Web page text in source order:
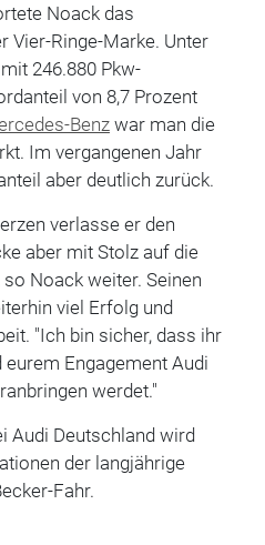
Noack das
Vier-Ringe-Marke. Unter
246.880 Pkw-
von 8,7 Prozent
Benzwar man die
Im vergangenen Jahr
aber deutlich zurück.
verlasse er den
aber mit Stolz auf die
Noack weiter. Seinen
viel Erfolg und
"Ich bin sicher, dass ihr
Engagement Audi
werdet."
Audi Deutschland wird
der langjährige
Fahr.